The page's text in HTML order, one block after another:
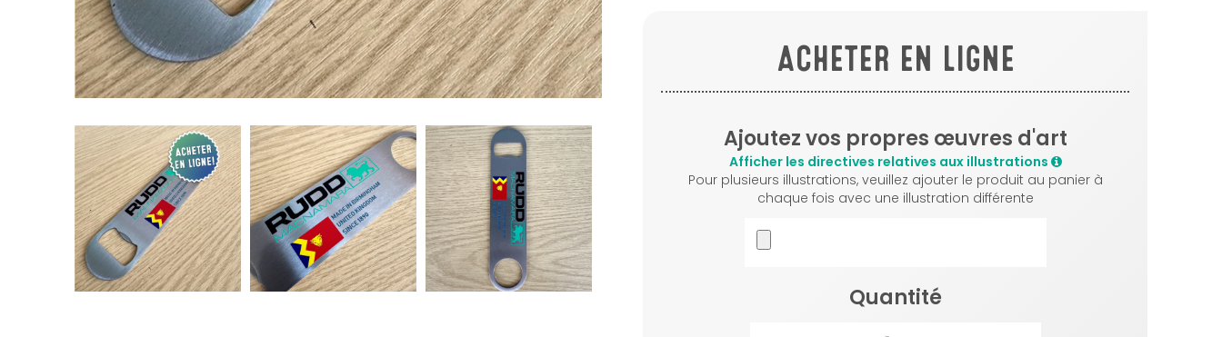
ACHETER EN LIGNE
Ajoutez vos propres œuvres d'art
Afficher les directives relatives aux illustrations
Pour plusieurs illustrations, veuillez ajouter le produit au panier à
chaque fois avec une illustration différente
Quantité